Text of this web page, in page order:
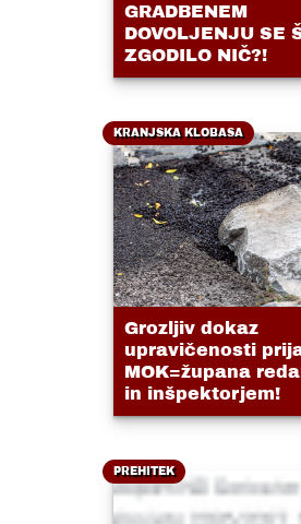
GRADBENEM
DOVOLJENJU SE
ZGODILO NIČ?!
KRANJSKA KLOBASA
Grozljiv dokaz
upravičenosti
MOK=župana
in inšpektorjem!
PREHITEK